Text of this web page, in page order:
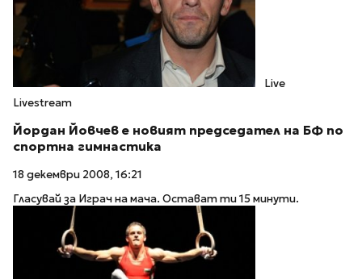
Live
Livestream
Йордан Йовчев е новият председател на БФ по
спортна гимнастика
18 декември 2008, 16:21
Гласувай за Играч на мача. Остават ти 15 минути.